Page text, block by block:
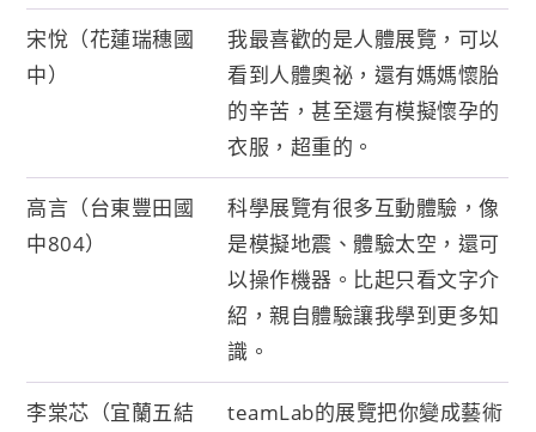
宋悅（花蓮瑞穗國
中）
我最喜歡的是人體展覽，可以
看到人體奧祕，還有媽媽懷胎
的辛苦，甚至還有模擬懷孕的
衣服，超重的。
高言（台東豐田國
中804）
科學展覽有很多互動體驗，像
是模擬地震、體驗太空，還可
以操作機器。比起只看文字介
紹，親自體驗讓我學到更多知
識。
李棠芯（宜蘭五結
teamLab的展覽把你變成藝術